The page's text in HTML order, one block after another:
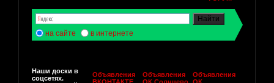
на сайте в интернете
Наши доски в
соцсетях.
Объявления
Объявления
Объявления